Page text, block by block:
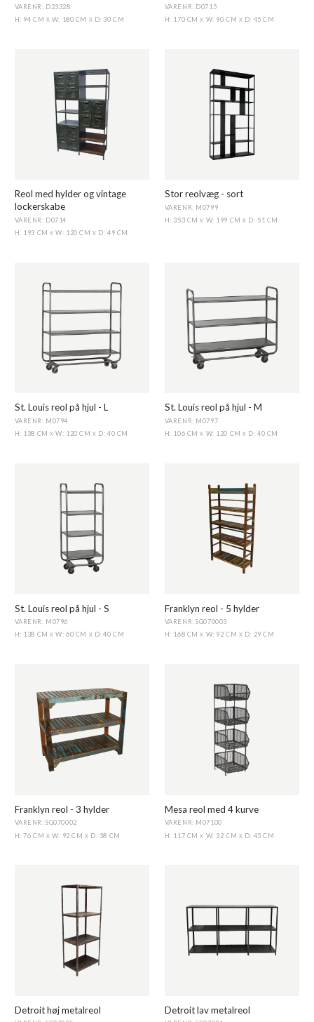
VARENR: D23328
H: 94 CM X W: 180 CM X D: 30 CM
VARENR: D0715
H: 170 CMX W: 90 CM X D: 45 CM
Reol med hylder og vintage
lockerskabe
VARENR: D0714
H: 193 CMX W: 120 CMX D: 49 CM
Stor reolvæg - sort
VARENR: M0799
H: 353 CMX W: 199 CMX D: 51 CM
St. Louis reol på hjul - L
VARENR: M0794
H: 138 CMX W: 120 CMX D: 40 CM
St. Louis reol på hjul - M
VARENR: M0797
H: 106 CMX W: 120 CMX D: 40 CM
St. Louis reol på hjul - S
VARENR: M0796
H: 138 CMX W: 60 CM X D: 40 CM
Franklyn reol - 5 hylder
VARENR: SG070003
H: 168 CMX W: 92 CM X D: 29 CM
Franklyn reol - 3 hylder
VARENR: SG070002
H: 76 CM X W: 92 CM X D: 38 CM
Mesa reol med 4 kurve
VARENR: M07100
H: 117 CMX W: 32 CM X D: 45 CM
Detroit høj metalreol Detroit lav metalreol